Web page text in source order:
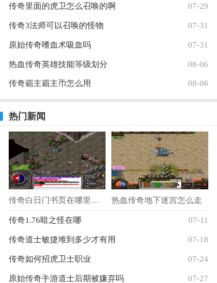
传奇里面的虎卫怎么召唤的啊 07-29
传奇3法师可以召唤的怪物 07-31
原始传奇嗜血术吸血吗 07-31
热血传奇英雄技能等级划分 08-06
传奇霸主霸主币怎么用 08-06
热门新闻
传奇白日门书页在哪里兑换 热血传奇地下迷宫怎么走
传奇1.76暗之怪在哪 07-11
传奇道士敏捷堆到多少才有用 07-18
传奇如何招虎卫士职业 07-24
原始传奇手游道士后期被嫌弃吗 07-27